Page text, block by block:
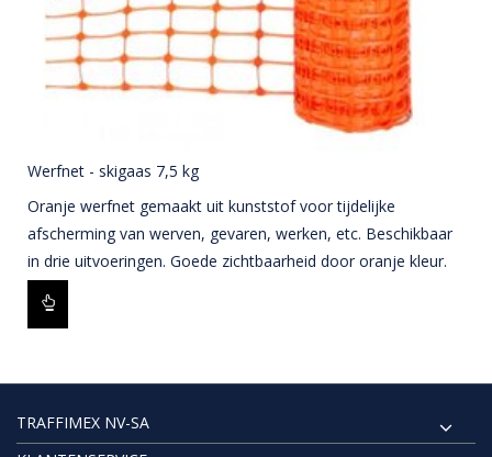
Werfnet - skigaas 7,5 kg
Oranje werfnet gemaakt uit kunststof voor tijdelijke
afscherming van werven, gevaren, werken, etc. Beschikbaar
in drie uitvoeringen. Goede zichtbaarheid door oranje kleur.
TRAFFIMEX NV-SA